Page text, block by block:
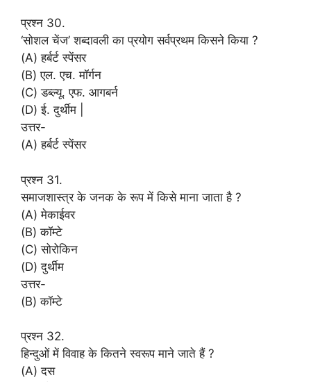
प्रश्न 30.
‘सोशल चेंज’ शब्दावली का प्रयोग सर्वप्रथम किसने किया ?
(A) हर्बर्ट स्पेंसर
(B) एल. एच. मॉर्गन
(C) डब्ल्यू. एफ. आगबर्न
(D) ई. दुर्थीम |
उत्तर-
(A) हर्बर्ट स्पेंसर
प्रश्न 31.
समाजशास्त्र के जनक के रूप में किसे माना जाता है ?
(A) मेकाईवर
(B) कॉम्टे
(C) सोरोकिन
(D) दुर्थीम
उत्तर-
(B) कॉम्टे
प्रश्न 32.
हिन्दुओं में विवाह के कितने स्वरूप माने जाते हैं ?
(A) दस